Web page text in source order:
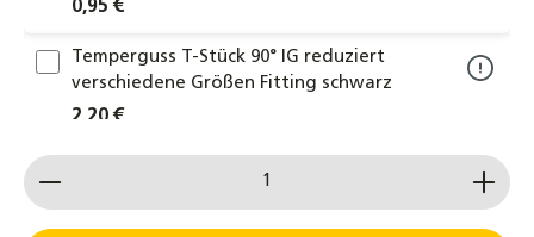
0,95 €
Temperguss T-Stück 90° IG reduziert
verschiedene Größen Fitting schwarz
2,20 €
1,40 €
Produkt Anzahl: Gib den gewünschten Wert ein